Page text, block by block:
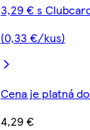
3,29 € s
(0,33 €/kus)
Cena je platná
4,29 €